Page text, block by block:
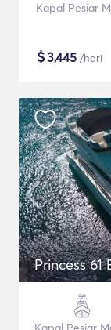
Kapal Pesiar
$3,445 /hari
Princess